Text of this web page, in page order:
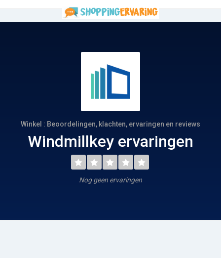
Winkel : Beoordelingen, klachten, ervaringen en reviews
Windmillkey ervaringen
Nog geen ervaringen